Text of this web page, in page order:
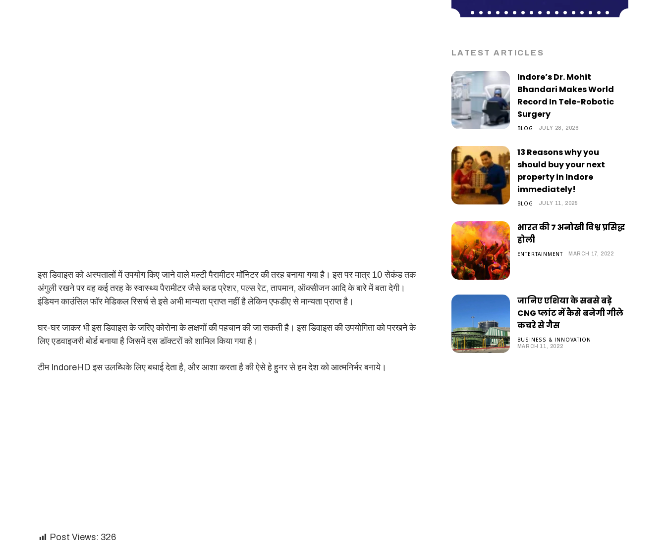
इस डिवाइस को अस्पतालों में उपयोग किए जाने वाले मल्टी पैरामीटर मॉनिटर की तरह बनाया गया है। इस पर मात्र 10 सेकंड तक
अंगुली रखने पर वह कई तरह के स्वास्थ्य पैरामीटर जैसे ब्लड प्रेशर, पल्स रेट, तापमान, ऑक्सीजन आदि के बारे में बता देगी।
इंडियन काउंसिल फॉर मेडिकल रिसर्च से इसे अभी मान्यता प्राप्त नहीं है लेकिन एफडीए से मान्यता प्राप्त है।
घर-घर जाकर भी इस डिवाइस के जरिए कोरोना के लक्षणों की पहचान की जा सकती है। इस डिवाइस की उपयोगिता काे परखने के
लिए एडवाइजरी बोर्ड बनाया है जिसमें दस डॉक्टरों को शामिल किया गया है।
टीम IndoreHD इस उलब्धिके लिए बधाई देता है, और आशा करता है की ऐसे हे हुनर से हम देश को आत्मनिर्भर बनाये।
Post Views: 326
LATEST ARTICLES
Indore’s Dr. Mohit
Bhandari Makes World
Record In Tele-Robotic
Surgery
BLOG JULY 28, 2026
13 Reasons why you
should buy your next
property in Indore
immediately!
BLOG JULY 11, 2025
भारत की 7 अनोखी विश्व प्रसिद्ध
होली
ENTERTAINMENT MARCH 17, 2022
जानिए एशिया के सबसे बड़े
CNG प्लांट में कैसे बनेगी गीले
कचरे से गैस
BUSINESS & INNOVATION
MARCH 11, 2022